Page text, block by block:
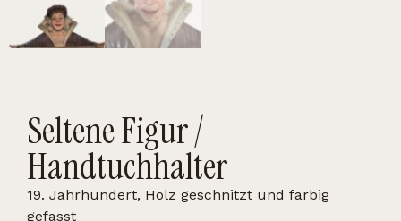
Seltene Figur /
Handtuchhalter
19. Jahrhundert, Holz geschnitzt und farbig
gefasst